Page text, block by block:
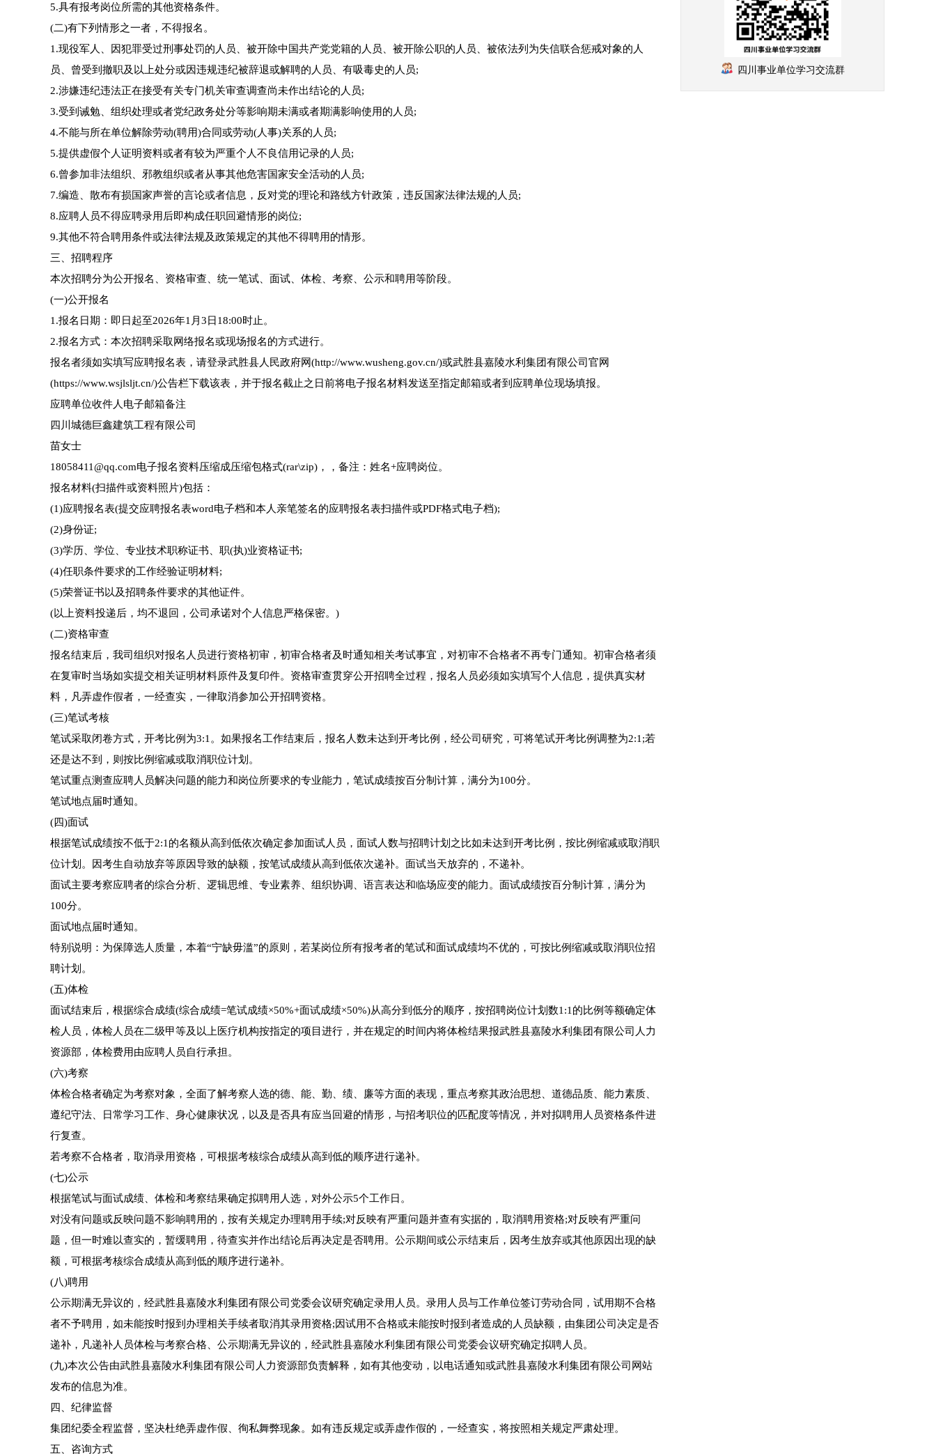
5.具有报考岗位所需的其他资格条件。
(二)有下列情形之一者，不得报名。
1.现役军人、因犯罪受过刑事处罚的人员、被开除中国共产党党籍的人员、被开除公职的人员、被依法列为失信联合惩戒对象的人
员、曾受到撤职及以上处分或因违规违纪被辞退或解聘的人员、有吸毒史的人员;
2.涉嫌违纪违法正在接受有关专门机关审查调查尚未作出结论的人员;
3.受到诫勉、组织处理或者党纪政务处分等影响期未满或者期满影响使用的人员;
4.不能与所在单位解除劳动(聘用)合同或劳动(人事)关系的人员;
5.提供虚假个人证明资料或者有较为严重个人不良信用记录的人员;
6.曾参加非法组织、邪教组织或者从事其他危害国家安全活动的人员;
7.编造、散布有损国家声誉的言论或者信息，反对党的理论和路线方针政策，违反国家法律法规的人员;
8.应聘人员不得应聘录用后即构成任职回避情形的岗位;
9.其他不符合聘用条件或法律法规及政策规定的其他不得聘用的情形。
三、招聘程序
本次招聘分为公开报名、资格审查、统一笔试、面试、体检、考察、公示和聘用等阶段。
(一)公开报名
1.报名日期：即日起至2026年1月3日18:00时止。
2.报名方式：本次招聘采取网络报名或现场报名的方式进行。
报名者须如实填写应聘报名表，请登录武胜县人民政府网(http://www.wusheng.gov.cn/)或武胜县嘉陵水利集团有限公司官网
(https://www.wsjlsljt.cn/)公告栏下载该表，并于报名截止之日前将电子报名材料发送至指定邮箱或者到应聘单位现场填报。
应聘单位收件人电子邮箱备注
四川城德巨鑫建筑工程有限公司
苗女士
18058411@qq.com电子报名资料压缩成压缩包格式(rar\zip)，，备注：姓名+应聘岗位。
报名材料(扫描件或资料照片)包括：
(1)应聘报名表(提交应聘报名表word电子档和本人亲笔签名的应聘报名表扫描件或PDF格式电子档);
(2)身份证;
(3)学历、学位、专业技术职称证书、职(执)业资格证书;
(4)任职条件要求的工作经验证明材料;
(5)荣誉证书以及招聘条件要求的其他证件。
(以上资料投递后，均不退回，公司承诺对个人信息严格保密。)
(二)资格审查
报名结束后，我司组织对报名人员进行资格初审，初审合格者及时通知相关考试事宜，对初审不合格者不再专门通知。初审合格者须
在复审时当场如实提交相关证明材料原件及复印件。资格审查贯穿公开招聘全过程，报名人员必须如实填写个人信息，提供真实材
料，凡弄虚作假者，一经查实，一律取消参加公开招聘资格。
(三)笔试考核
笔试采取闭卷方式，开考比例为3:1。如果报名工作结束后，报名人数未达到开考比例，经公司研究，可将笔试开考比例调整为2:1;若
还是达不到，则按比例缩减或取消职位计划。
笔试重点测查应聘人员解决问题的能力和岗位所要求的专业能力，笔试成绩按百分制计算，满分为100分。
笔试地点届时通知。
(四)面试
根据笔试成绩按不低于2:1的名额从高到低依次确定参加面试人员，面试人数与招聘计划之比如未达到开考比例，按比例缩减或取消职
位计划。因考生自动放弃等原因导致的缺额，按笔试成绩从高到低依次递补。面试当天放弃的，不递补。
面试主要考察应聘者的综合分析、逻辑思维、专业素养、组织协调、语言表达和临场应变的能力。面试成绩按百分制计算，满分为
100分。
面试地点届时通知。
特别说明：为保障选人质量，本着“宁缺毋滥”的原则，若某岗位所有报考者的笔试和面试成绩均不优的，可按比例缩减或取消职位招
聘计划。
(五)体检
面试结束后，根据综合成绩(综合成绩=笔试成绩×50%+面试成绩×50%)从高分到低分的顺序，按招聘岗位计划数1:1的比例等额确定体
检人员，体检人员在二级甲等及以上医疗机构按指定的项目进行，并在规定的时间内将体检结果报武胜县嘉陵水利集团有限公司人力
资源部，体检费用由应聘人员自行承担。
(六)考察
体检合格者确定为考察对象，全面了解考察人选的德、能、勤、绩、廉等方面的表现，重点考察其政治思想、道德品质、能力素质、
遵纪守法、日常学习工作、身心健康状况，以及是否具有应当回避的情形，与招考职位的匹配度等情况，并对拟聘用人员资格条件进
行复查。
若考察不合格者，取消录用资格，可根据考核综合成绩从高到低的顺序进行递补。
(七)公示
根据笔试与面试成绩、体检和考察结果确定拟聘用人选，对外公示5个工作日。
对没有问题或反映问题不影响聘用的，按有关规定办理聘用手续;对反映有严重问题并查有实据的，取消聘用资格;对反映有严重问
题，但一时难以查实的，暂缓聘用，待查实并作出结论后再决定是否聘用。公示期间或公示结束后，因考生放弃或其他原因出现的缺
额，可根据考核综合成绩从高到低的顺序进行递补。
(八)聘用
公示期满无异议的，经武胜县嘉陵水利集团有限公司党委会议研究确定录用人员。录用人员与工作单位签订劳动合同，试用期不合格
者不予聘用，如未能按时报到办理相关手续者取消其录用资格;因试用不合格或未能按时报到者造成的人员缺额，由集团公司决定是否
递补，凡递补人员体检与考察合格、公示期满无异议的，经武胜县嘉陵水利集团有限公司党委会议研究确定拟聘人员。
(九)本次公告由武胜县嘉陵水利集团有限公司人力资源部负责解释，如有其他变动，以电话通知或武胜县嘉陵水利集团有限公司网站
发布的信息为准。
四、纪律监督
集团纪委全程监督，坚决杜绝弄虚作假、徇私舞弊现象。如有违反规定或弄虚作假的，一经查实，将按照相关规定严肃处理。
五、咨询方式
四川事业单位学习交流群